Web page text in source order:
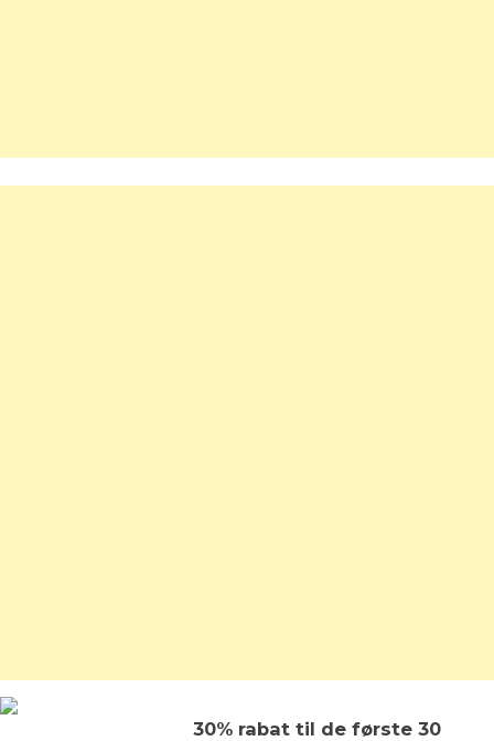
30% rabat til de første 30